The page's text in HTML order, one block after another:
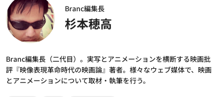
Branc編集長
杉本穂高
Branc編集長（二代目）。実写とアニメーションを横断する映画批
評『映像表現革命時代の映画論』著者。様々なウェブ媒体で、映画
とアニメーションについて取材・執筆を行う。